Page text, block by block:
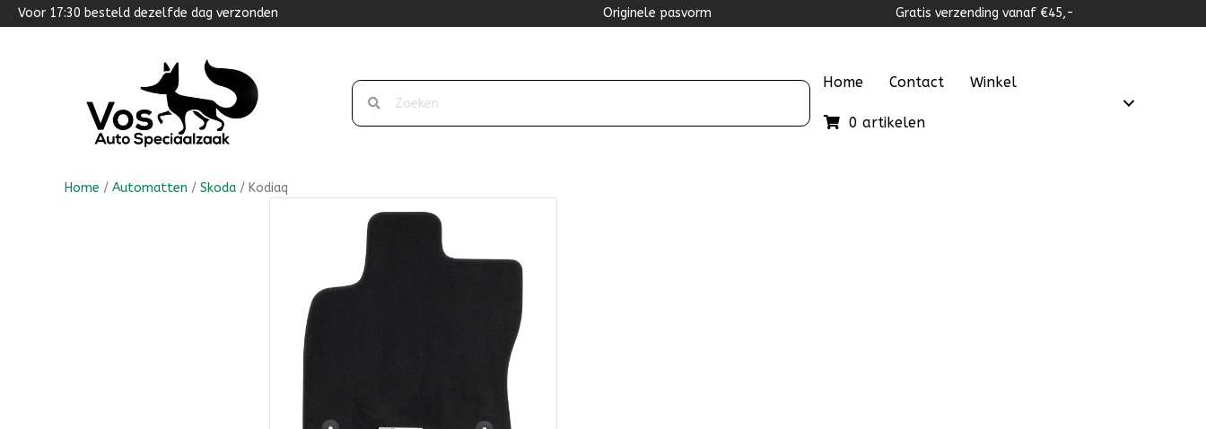
Voor 17:30 besteld dezelfde dag verzonden Originele pasvorm Gratis verzending vanaf €45,-
Home Contact Winkel
0 artikelen
Home / Automatten / Skoda / Kodiaq